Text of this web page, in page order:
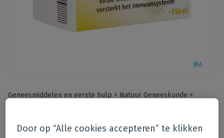
Geneesmiddelen en eerste hulp > Natuur Geneeskunde >
HeelDoor op “Alle cookies accepteren” te klikken